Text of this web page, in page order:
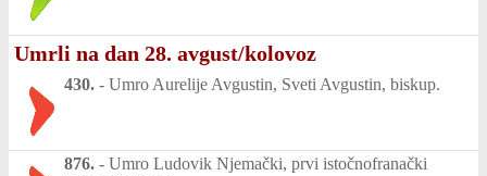
Umrli na dan 28. avgust/kolovoz
430. - Umro Aurelije Avgustin, Sveti Avgustin, biskup.
876. - Umro Ludovik Njemački, prvi istočnofranački